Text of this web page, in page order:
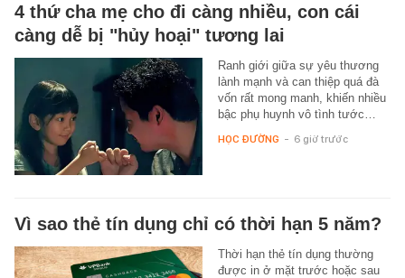
4 thứ cha mẹ cho đi càng nhiều, con cái
càng dễ bị "hủy hoại" tương lai
Ranh giới giữa sự yêu thương
lành mạnh và can thiệp quá đà
vốn rất mong manh, khiến nhiều
bậc phụ huynh vô tình tước…
HỌC ĐƯỜNG - 6 giờ trước
Vì sao thẻ tín dụng chỉ có thời hạn 5 năm?
Thời hạn thẻ tín dụng thường
được in ở mặt trước hoặc sau